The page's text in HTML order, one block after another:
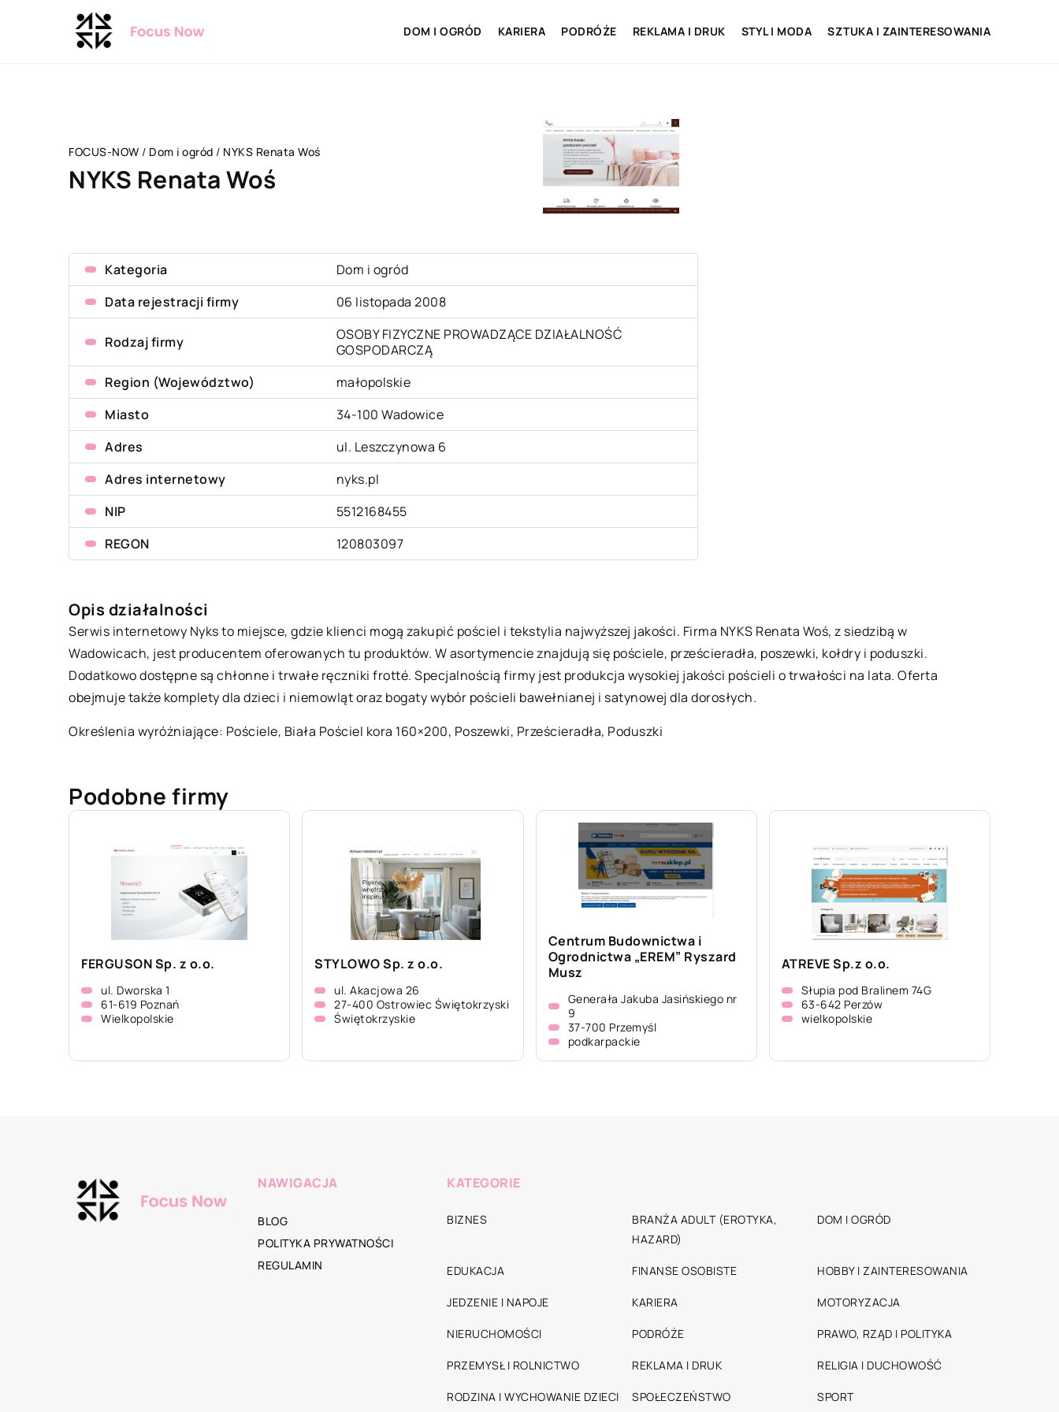
DOM I OGRÓD KARIERA PODRÓŻE REKLAMA I DRUK STYL I MODA SZTUKA I ZAINTERESOWANIA
FOCUS-NOW / Dom i ogród / NYKS Renata Woś
NYKS Renata Woś
Kategoria
Dom i ogród
Data rejestracji firmy
06 listopada 2008
Rodzaj firmy
OSOBY FIZYCZNE PROWADZĄCE DZIAŁALNOŚĆ
GOSPODARCZĄ
Region (Województwo)
małopolskie
Miasto
34-100 Wadowice
Adres
ul. Leszczynowa 6
Adres internetowy
nyks.pl
NIP
5512168455
REGON
120803097
Opis działalności
Serwis internetowy Nyks to miejsce, gdzie klienci mogą zakupić pościel i tekstylia najwyższej jakości. Firma NYKS Renata Woś, z siedzibą w
Wadowicach, jest producentem oferowanych tu produktów. W asortymencie znajdują się pościele, prześcieradła, poszewki, kołdry i poduszki.
Dodatkowo dostępne są chłonne i trwałe ręczniki frotté. Specjalnością firmy jest produkcja wysokiej jakości pościeli o trwałości na lata. Oferta
obejmuje także komplety dla dzieci i niemowląt oraz bogaty wybór pościeli bawełnianej i satynowej dla dorosłych.
Określenia wyróżniające: Pościele, Biała Pościel kora 160×200, Poszewki, Prześcieradła, Poduszki
Podobne firmy
FERGUSON Sp. z o.o.
ul. Dworska 1
61-619 Poznań
Wielkopolskie
STYLOWO Sp. z o.o.
ul. Akacjowa 26
27-400 Ostrowiec Świętokrzyski
Świętokrzyskie
Centrum Budownictwa i
Ogrodnictwa „EREM” Ryszard
Musz
Generała Jakuba Jasińskiego nr
9
37-700 Przemyśl
podkarpackie
ATREVE Sp.z o.o.
Słupia pod Bralinem 74G
63-642 Perzów
wielkopolskie
NAWIGACJA
BLOG
POLITYKA PRYWATNOŚCI
REGULAMIN
KATEGORIE
BIZNES
BRANŻA ADULT (EROTYKA,
HAZARD)
DOM I OGRÓD
EDUKACJA FINANSE OSOBISTE HOBBY I ZAINTERESOWANIA
JEDZENIE I NAPOJE KARIERA MOTORYZACJA
NIERUCHOMOŚCI PODRÓŻE PRAWO, RZĄD I POLITYKA
PRZEMYSŁ I ROLNICTWO REKLAMA I DRUK RELIGIA I DUCHOWOŚĆ
RODZINA I WYCHOWANIE DZIECI SPOŁECZEŃSTWO SPORT